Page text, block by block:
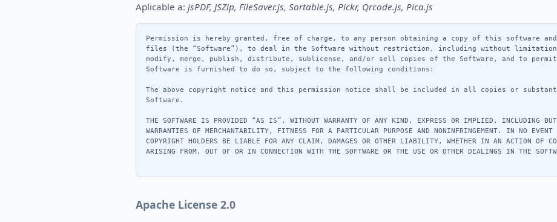
Aplicable a: jsPDF, JSZip, FileSaver.js, Sortable.js, Pickr, Qrcode.js, Pica.js
Permission is hereby granted, free of charge, to any person obtaining a copy of this software and
files (the “Software”), to deal in the Software without restriction, including without
modify, merge, publish, distribute, sublicense, and/or sell copies of the Software, and to permit
Software is furnished to do so, subject to the following conditions:
The above copyright notice and this permission notice shall be included in all copies or
Software.
THE SOFTWARE IS PROVIDED “AS IS”, WITHOUT WARRANTY OF ANY KIND, EXPRESS OR IMPLIED, INCLUDING
WARRANTIES OF MERCHANTABILITY, FITNESS FOR A PARTICULAR PURPOSE AND NONINFRINGEMENT. IN NO EVENT
COPYRIGHT HOLDERS BE LIABLE FOR ANY CLAIM, DAMAGES OR OTHER LIABILITY, WHETHER IN AN ACTION OF
ARISING FROM, OUT OF OR IN CONNECTION WITH THE SOFTWARE OR THE USE OR OTHER DEALINGS IN THE
Apache License 2.0